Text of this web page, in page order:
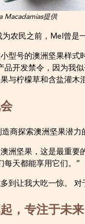
Macadamias提供
农民之前，Mel曾是
型号的澳洲坚果样
品开发禁令，因为我
与柠檬草和含盐灌木
商探索澳洲坚果潜力
洲坚果，这是最重要
每天都能享用它们。”
到让我大吃一惊。
，专注于未来